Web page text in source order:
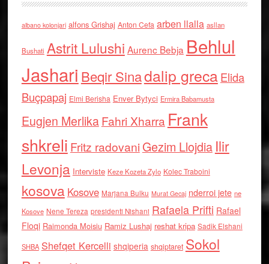
albano kolonjari alfons Grishaj Anton Cefa arben llalla asllan
Bushati Astrit Lulushi Aurenc Bebja Behlul
Jashari Beqir Sinadalip grecaElida
Buçpapaj Elmi Berisha Enver Bytyci Ermira Babamusta
Eugjen MerlikaFahri Xharra Frank
shkreli Fritz radovaniGezim Llojdia Ilir
Levonja Interviste Keze Kozeta Zylo Kolec Traboini
kosova Kosove Marjana Bulku Murat Gecaj nderroi jete ne
Kosove Nene Tereza presidenti Nishani Rafaela Prifti Rafael
Floqi Raimonda Moisiu Ramiz Lushaj reshat kripa Sadik Elshani
SHBA Shefqet Kercelli shqiperia shqiptaret Sokol